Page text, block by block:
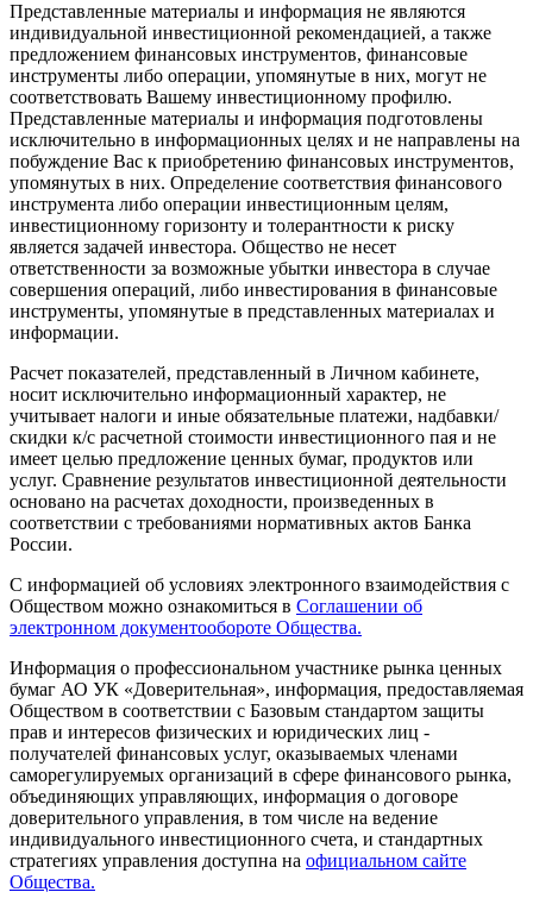
Представленные материалы и информация не являются
индивидуальной инвестиционной рекомендацией, а также
предложением финансовых инструментов, финансовые
инструменты либо операции, упомянутые в них, могут не
соответствовать Вашему инвестиционному профилю.
Представленные материалы и информация подготовлены
исключительно в информационных целях и не направлены на
побуждение Вас к приобретению финансовых инструментов,
упомянутых в них. Определение соответствия финансового
инструмента либо операции инвестиционным целям,
инвестиционному горизонту и толерантности к риску
является задачей инвестора. Общество не несет
ответственности за возможные убытки инвестора в случае
совершения операций, либо инвестирования в финансовые
инструменты, упомянутые в представленных материалах и
информации.
Расчет показателей, представленный в Личном кабинете,
носит исключительно информационный характер, не
учитывает налоги и иные обязательные платежи, надбавки/
скидки к/с расчетной стоимости инвестиционного пая и не
имеет целью предложение ценных бумаг, продуктов или
услуг. Сравнение результатов инвестиционной деятельности
основано на расчетах доходности, произведенных в
соответствии с требованиями нормативных актов Банка
России.
С информацией об условиях электронного взаимодействия с
Обществом можно ознакомиться в Соглашении об
электронном документообороте Общества.
Информация о профессиональном участнике рынка ценных
бумаг АО УК «Доверительная», информация, предоставляемая
Обществом в соответствии с Базовым стандартом защиты
прав и интересов физических и юридических лиц -
получателей финансовых услуг, оказываемых членами
саморегулируемых организаций в сфере финансового рынка,
объединяющих управляющих, информация о договоре
доверительного управления, в том числе на ведение
индивидуального инвестиционного счета, и стандартных
стратегиях управления доступна на официальном сайте
Общества.